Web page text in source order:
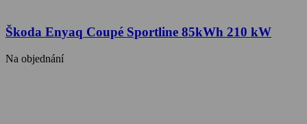
Škoda Enyaq Coupé Sportline 85kWh 210 kW
Na objednání